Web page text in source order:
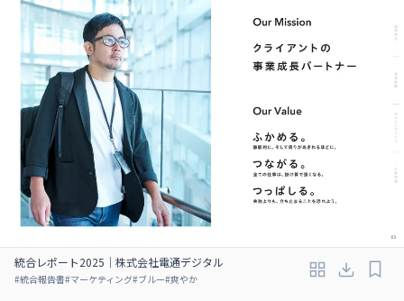
統合レポート2025｜株式会社電通デジタル
#統合報告書#マーケティング#ブルー#爽やか